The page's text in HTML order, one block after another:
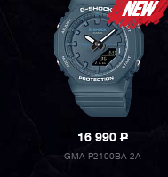
16 990P
GMA-P2100BA-2A